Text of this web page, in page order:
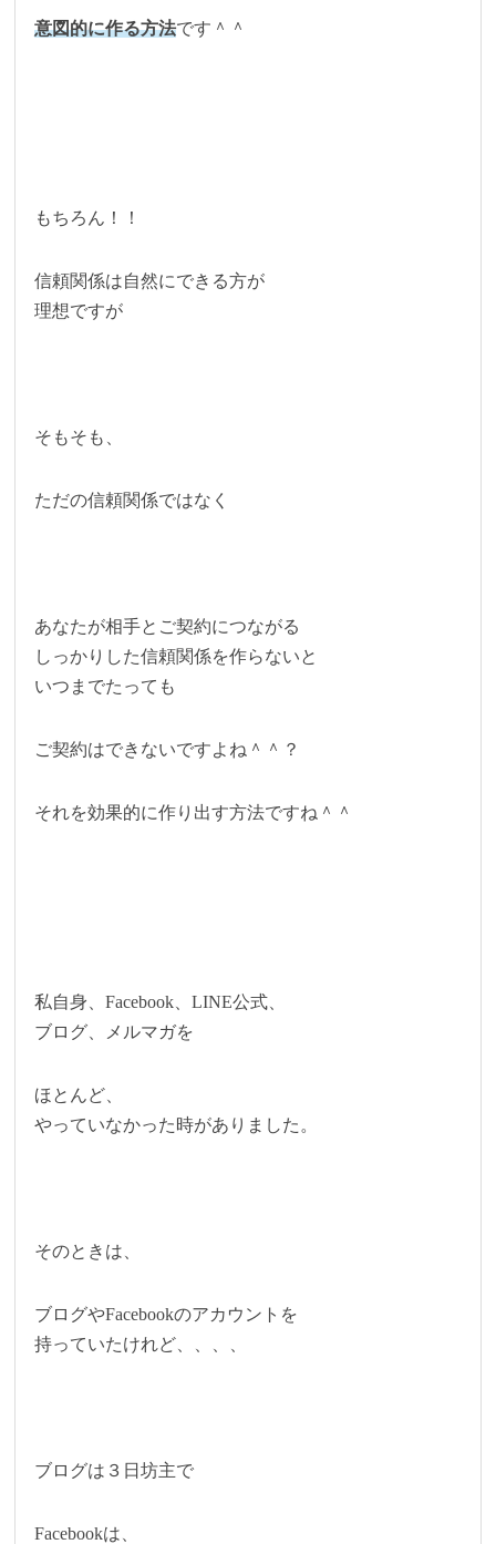
意図的に作る方法です＾＾
もちろん！！
信頼関係は自然にできる方が
理想ですが
そもそも、
ただの信頼関係ではなく
あなたが相手とご契約につながる
しっかりした信頼関係を作らないと
いつまでたっても
ご契約はできないですよね＾＾？
それを効果的に作り出す方法ですね＾＾
私自身、Facebook、LINE公式、
ブログ、メルマガを
ほとんど、
やっていなかった時がありました。
そのときは、
ブログやFacebookのアカウントを
持っていたけれど、、、、
ブログは３日坊主で
Facebookは、